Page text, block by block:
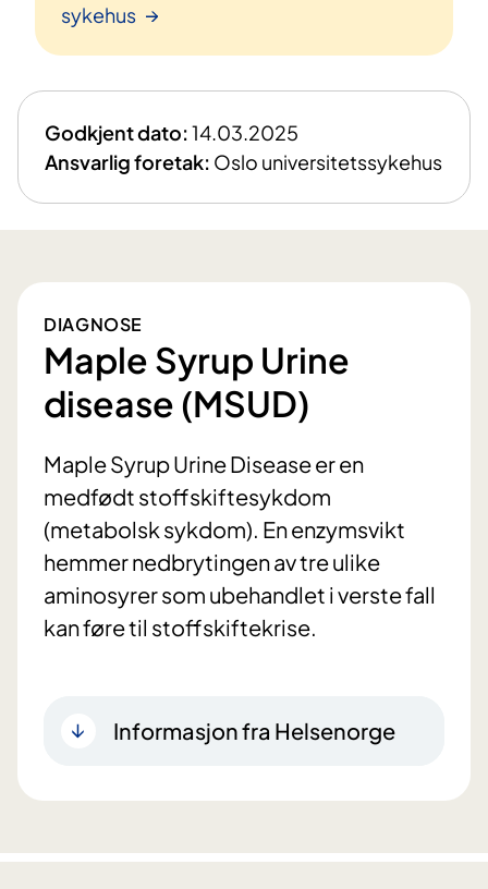
sykehus
Godkjent dato:14.03.2025
Ansvarlig foretak: Oslo universitetssykehus
DIAGNOSE
Maple Syrup Urine
disease (MSUD)
Maple Syrup Urine Disease er en
medfødt stoffskiftesykdom
(metabolsk sykdom). En enzymsvikt
hemmer nedbrytingen av tre ulike
aminosyrer som ubehandlet i verste fall
kan føre til stoffskiftekrise.
Informasjon fra Helsenorge